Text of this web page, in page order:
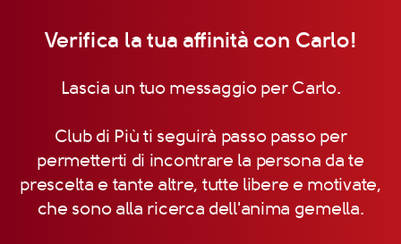
Verifica la tua affinità con Carlo!
Lascia un tuo messaggio per Carlo.
Club di Più ti seguirà passo passo per
permetterti di incontrare la persona da te
prescelta e tante altre, tutte libere e motivate,
che sono alla ricerca dell'anima gemella.